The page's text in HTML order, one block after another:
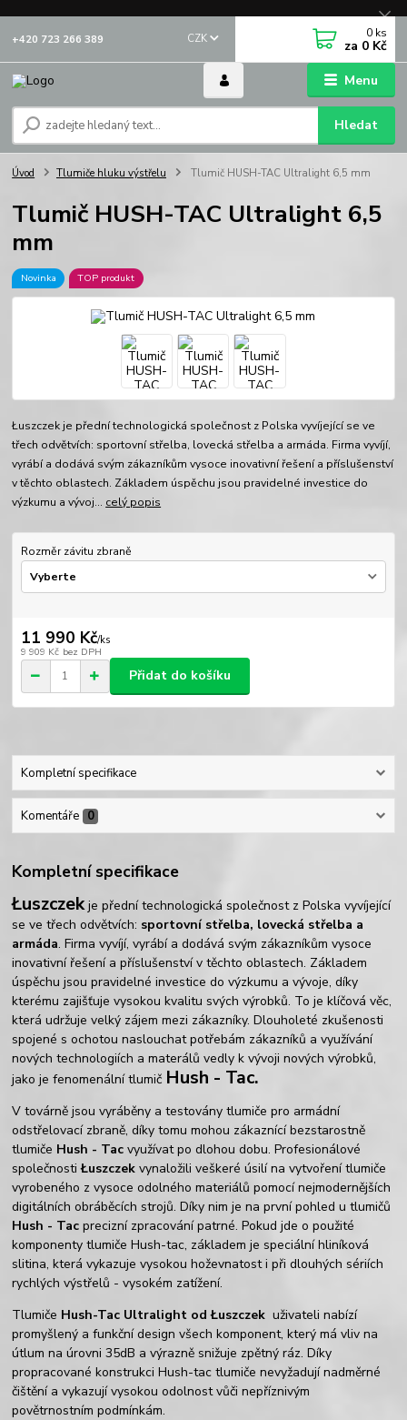
Menu
CZK
Hledat
+420 723 266 389 0 ks
za 0 Kč
Úvod Tlumiče hluku výstřelu Tlumič HUSH-TAC Ultralight 6,5 mm
Tlumič HUSH-TAC Ultralight 6,5
mm
Novinka TOP produkt
Łuszczek je přední technologická společnost z Polska vyvíjející se ve
třech odvětvích: sportovní střelba, lovecká střelba a armáda. Firma vyvíjí,
vyrábí a dodává svým zákazníkům vysoce inovativní řešení a příslušenství
v těchto oblastech. Základem úspěchu jsou pravidelné investice do
výzkumu a vývoj... celý popis
Rozměr závitu zbraně
11 990 Kč/ks
9 909 Kč bez DPH
Přidat do košíku
Kompletní specifikace
Komentáře 0
Kompletní specifikace
Łuszczekje přední technologická společnost z Polska vyvíjející
se ve třech odvětvích: sportovní střelba, lovecká střelba a
armáda. Firma vyvíjí, vyrábí a dodává svým zákazníkům vysoce
inovativní řešení a příslušenství v těchto oblastech. Základem
úspěchu jsou pravidelné investice do výzkumu a vývoje, díky
kterému zajišťuje vysokou kvalitu svých výrobků. To je klíčová věc,
která udržuje velký zájem mezi zákazníky. Dlouholeté zkušenosti
spojené s ochotou naslouchat potřebám zákazníků a využívání
nových technologiích a materálů vedly k vývoji nových výrobků,
jako je fenomenální tlumič Hush - Tac.
V továrně jsou vyráběny a testovány tlumiče pro armádní
odstřelovací zbraně, díky tomu mohou zákaznící bezstarostně
tlumiče Hush - Tac využívat po dlohou dobu. Profesionálové
společnostiŁuszczekvynaložili veškeré úsilí na vytvoření tlumiče
vyrobeného z vysoce odolného materiálů pomocí nejmodernějších
digitálních obráběcích strojů. Díky nim je na první pohled u tlumičů
Hush - Tac precizní zpracování patrné. Pokud jde o použité
komponenty tlumiče Hush-tac, základem je speciální hliníková
slitina, která vykazuje vysokou hoževnatost i při dlouhých sériích
rychlých výstřelů - vysokém zatížení.
Tlumiče Hush-Tac Ultralight od Łuszczek uživateli nabízí
promyšlený a funkční design všech komponent, který má vliv na
útlum na úrovni 35dB a výrazně snižuje zpětný ráz. Díky
propracované konstrukci Hush-tac tlumičenevyžadují nadměrné
čištění a vykazují vysokou odolnost vůči nepříznivým
povětrnostním podmínkám.